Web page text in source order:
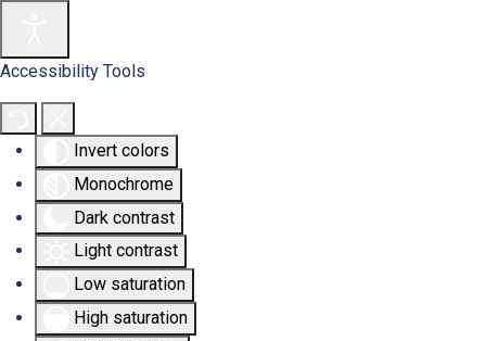
Accessibility Tools
Invert colors
Monochrome
Dark contrast
Light contrast
Low saturation
High saturation